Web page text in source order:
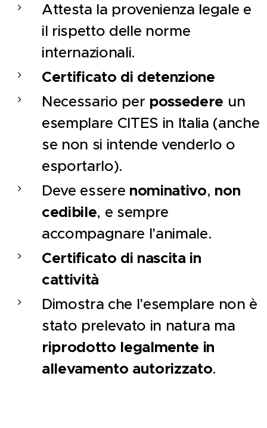
Attesta la provenienza legale e
il rispetto delle norme
internazionali.
Certificato di detenzione
Necessario per possedere un
esemplare CITES in Italia (anche
se non si intende venderlo o
esportarlo).
Deve essere nominativo, non
cedibile, e sempre
accompagnare l'animale.
Certificato di nascita in
cattività
Dimostra che l'esemplare non è
stato prelevato in natura ma
riprodotto legalmente in
allevamento autorizzato.